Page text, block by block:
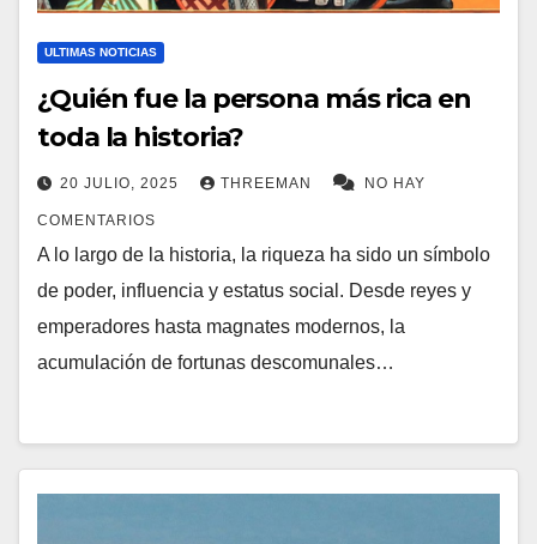
ULTIMAS NOTICIAS
¿Quién fue la persona más rica en
toda la historia?
20 JULIO, 2025 THREEMAN NO HAY
COMENTARIOS
A lo largo de la historia, la riqueza ha sido un símbolo
de poder, influencia y estatus social. Desde reyes y
emperadores hasta magnates modernos, la
acumulación de fortunas descomunales…